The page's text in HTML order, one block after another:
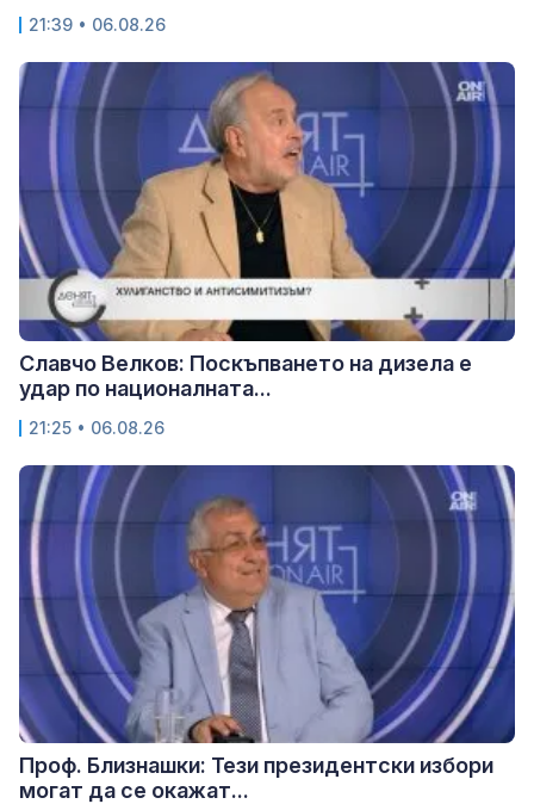
21:39 • 06.08.26
Славчо Велков: Поскъпването на дизела е
удар по националната...
21:25 • 06.08.26
Проф. Близнашки: Тези президентски избори
могат да се окажат...